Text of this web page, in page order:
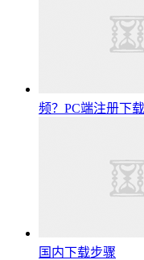
频？PC端注册下
国内下载步骤